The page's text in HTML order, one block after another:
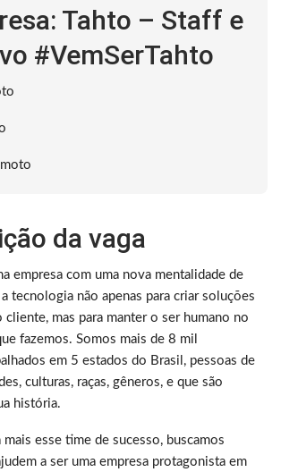
Tahto – Staff e
#VemSerTahto
da vaga
empresa com uma nova mentalidade de
tecnologia não apenas para criar soluções
mas para manter o ser humano no
fazemos. Somos mais de 8 mil
em 5 estados do Brasil, pessoas de
culturas, raças, gêneros, e que são
história.
mais esse time de sucesso, buscamos
a ser uma empresa protagonista em